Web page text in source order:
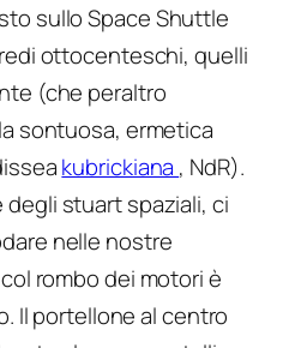
sullo Space Shuttle
ottocenteschi, quelli
(che peraltro
sontuosa, ermetica
kubrickiana , NdR).
degli stuart spaziali, ci
nelle nostre
rombo dei motori è
Il portellone al centro